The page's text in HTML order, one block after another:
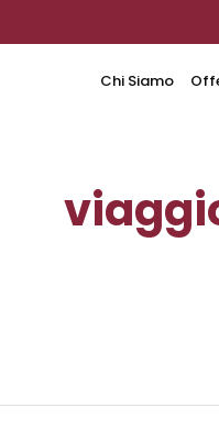
Chi Siamo